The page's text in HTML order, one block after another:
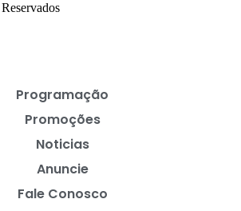
Programação
Promoções
Noticias
Anuncie
Fale Conosco